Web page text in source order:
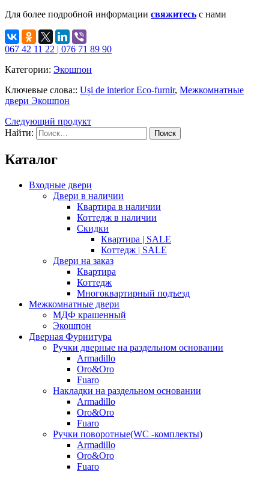
Для более подробной информации свяжитесь с нами
067 42 11 22 | 076 71 89 90
Категории: Экошпон
Ключевые слова:: Uși de interior Eco-furnir, Межкомнатные
двери Экошпон
Следующий продукт
Найти:
Каталог
Входные двери
Двери в наличии
Квартира в наличии
Коттедж в наличии
Скидки
Квартира | SALE
Коттедж | SALE
Двери на заказ
Квартира
Коттедж
Многоквартирный подъезд
Межкомнатные двери
МДФ крашенный
Экошпон
Дверная Фурнитура
Ручки дверные на раздельном основании
Armadillo
Oro&Oro
Fuaro
Накладки на раздельном основании
Armadillo
Oro&Oro
Fuaro
Ручки поворотные(WC -комплекты)
Armadillo
Oro&Oro
Fuaro